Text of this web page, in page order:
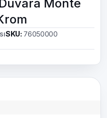
Monte
SKU: 76050000